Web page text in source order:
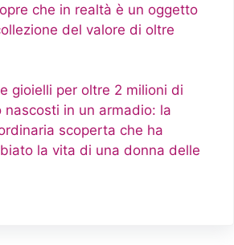
che in realtà è un oggetto
del valore di oltre
gioielli per oltre 2 milioni di
nascosti in un armadio: la
scoperta che ha
la vita di una donna delle